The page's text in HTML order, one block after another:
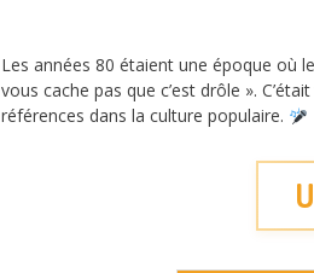
Les années 80 étaient une époque où
vous cache pas que c’est drôle ».
références dans la culture populaire.